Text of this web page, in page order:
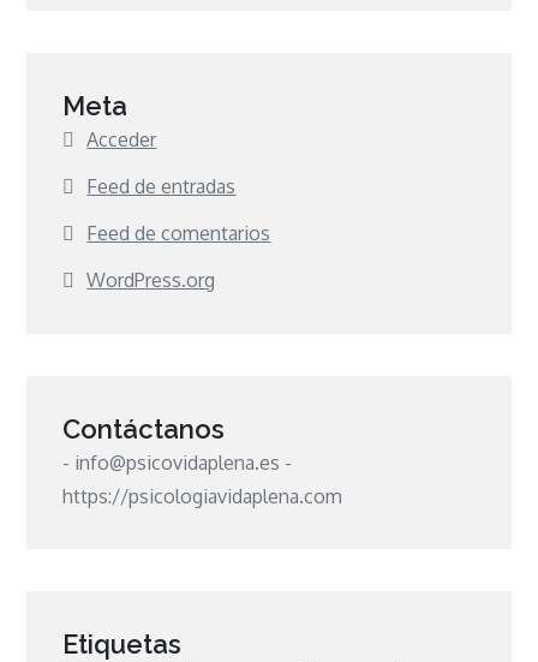
Meta
Acceder
Feed de entradas
Feed de comentarios
WordPress.org
Contáctanos
- info@psicovidaplena.es -
https://psicologiavidaplena.com
Etiquetas